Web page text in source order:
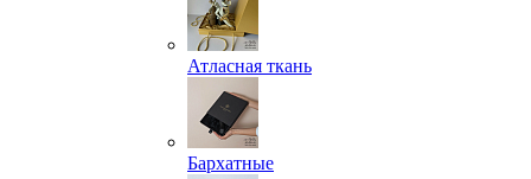
Атласная ткань
Бархатные